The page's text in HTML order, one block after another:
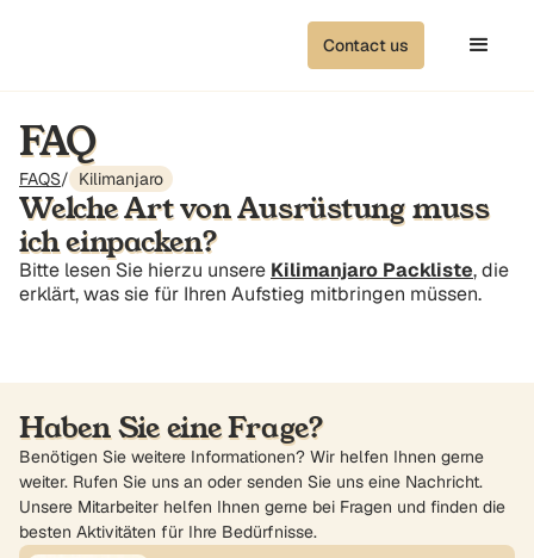
Contact us
FAQ
FAQS/ Kilimanjaro
Welche Art von Ausrüstung muss
ich einpacken?
Bitte lesen Sie hierzu unsere Kilimanjaro Packliste, die
erklärt, was sie für Ihren Aufstieg mitbringen müssen.
Haben Sie eine Frage?
Benötigen Sie weitere Informationen? Wir helfen Ihnen gerne
weiter. Rufen Sie uns an oder senden Sie uns eine Nachricht.
Unsere Mitarbeiter helfen Ihnen gerne bei Fragen und finden die
besten Aktivitäten für Ihre Bedürfnisse.